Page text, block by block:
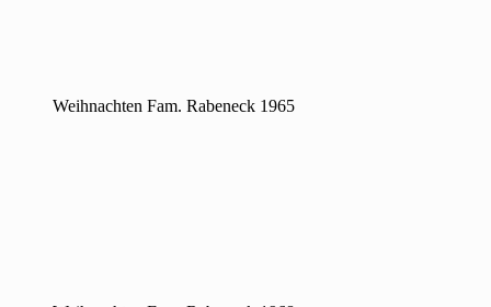
Weihnachten Fam. Rabeneck 1965